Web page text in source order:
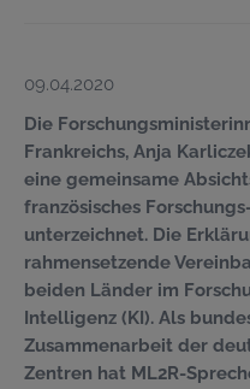
09.04.2020
Die
Frankreichs, Anja
eine gemeinsame
französisches
unterzeichnet. Die
rahmensetzende
beiden Länder im
Intelligenz (KI). Als
Zusammenarbeit der
Zentren hat ML2R-